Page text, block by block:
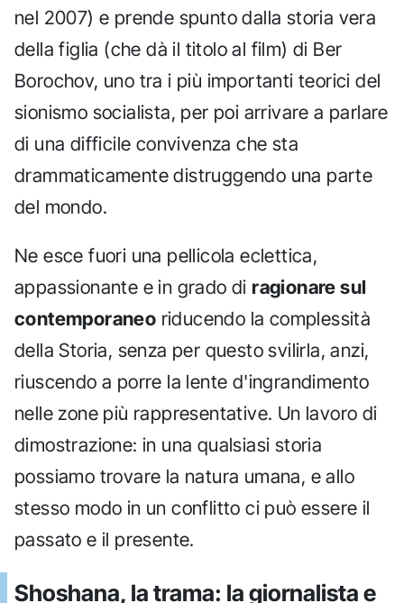
nel 2007) e prende spunto dalla storia vera
della figlia (che dà il titolo al film) di Ber
Borochov, uno tra i più importanti teorici del
sionismo socialista, per poi arrivare a parlare
di una difficile convivenza che sta
drammaticamente distruggendo una parte
del mondo.
Ne esce fuori una pellicola eclettica,
appassionante e in grado di ragionare sul
contemporaneo riducendo la complessità
della Storia, senza per questo svilirla, anzi,
riuscendo a porre la lente d'ingrandimento
nelle zone più rappresentative. Un lavoro di
dimostrazione: in una qualsiasi storia
possiamo trovare la natura umana, e allo
stesso modo in un conflitto ci può essere il
passato e il presente.
Shoshana, la trama: la giornalista e